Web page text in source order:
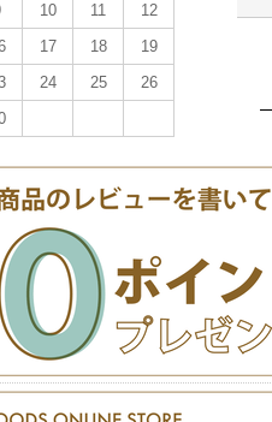
10 11
12
17 18
19
24 25
26